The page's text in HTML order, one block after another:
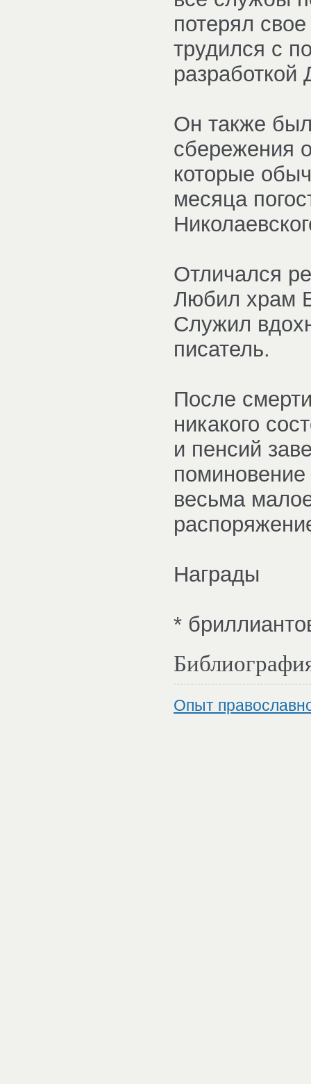
потерял
трудился с
разработкой
Он также
сбережения
которые
месяца
Отличался
Любил храм
Служил
писатель.
После
никакого
и пенсий
весьма
Награды
*
Опыт